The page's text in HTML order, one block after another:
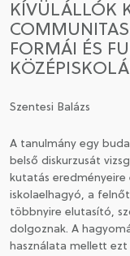
NYELVVÁLASZTÁS
CSATLAKOZÁS A
KÍVÜLÁLLÓK
FORMÁI ÉS
Szentesi Balázs
A tanulmány egy
belső diskurzusát
kutatás eredményeire
iskolaelhagyó, a
többnyire elutasító,
dolgoznak. A
használata mellett ezt